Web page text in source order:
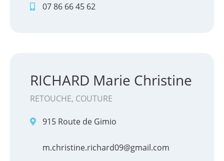
07 86 66 45 62
RICHARD Marie Christine
RETOUCHE, COUTURE
915 Route de Gimio
m.christine.richard09@gmail.com